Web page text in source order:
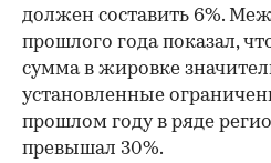
должен составить 6%.
прошлого года показал,
сумма в жировке
установленные
прошлом году в ряде
превышал 30%.